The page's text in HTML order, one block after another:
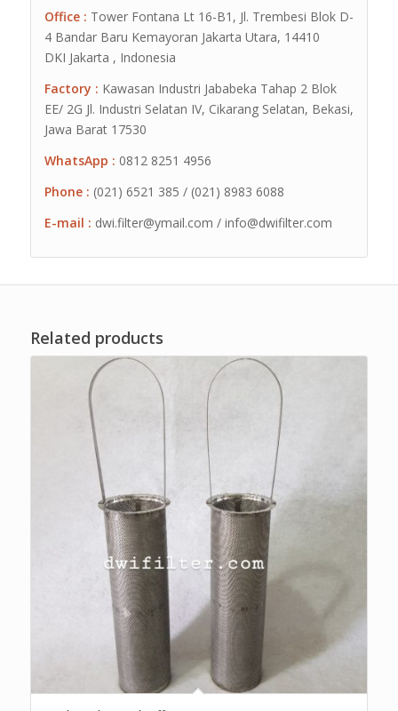
Office : Tower Fontana Lt 16-B1, Jl. Trembesi Blok D-
4 Bandar Baru Kemayoran Jakarta Utara, 14410
DKI Jakarta , Indonesia
Factory : Kawasan Industri Jababeka Tahap 2 Blok
EE/ 2G Jl. Industri Selatan IV, Cikarang Selatan, Bekasi,
Jawa Barat 17530
WhatsApp : 0812 8251 4956
Phone : (021) 6521 385 / (021) 8983 6088
E-mail : dwi.filter@ymail.com / info@dwifilter.com
Related products